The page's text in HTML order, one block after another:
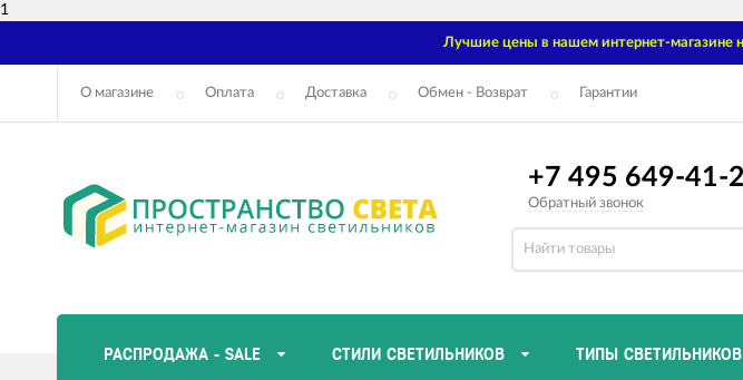
1
Лучшие цены в нашем интернет-магазине
О магазине Оплата Доставка Обмен - Возврат Гарантии
+7 495 649-41-
Обратный звонок
РАСПРОДАЖА - SALE СТИЛИ СВЕТИЛЬНИКОВ ТИПЫ СВЕТИЛЬНИКОВ